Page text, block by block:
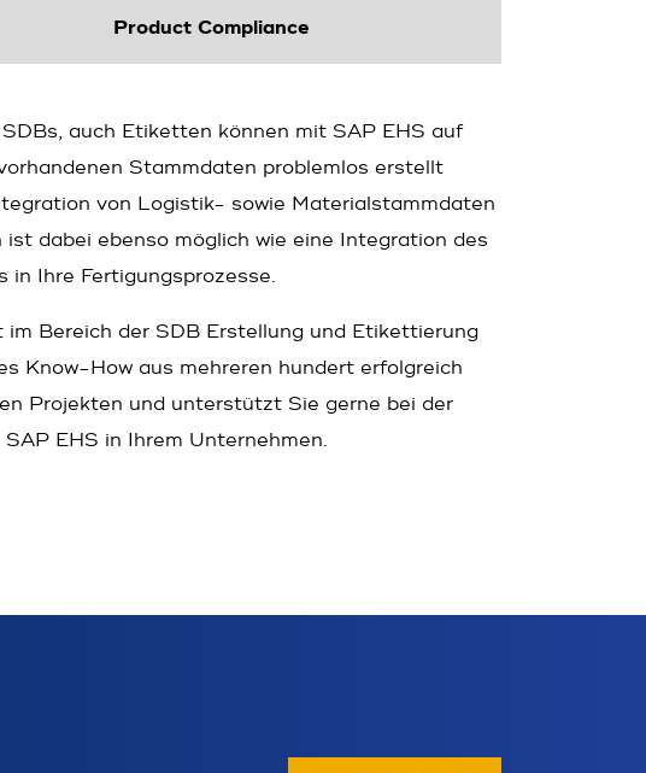
Product Compliance
auch Etiketten können mit SAP EHS auf
Stamm­daten problemlos erstellt
von Logistik- sowie Materialstammdaten
dabei ebenso möglich wie eine Integration des
in Ihre Fertigungsprozesse.
im Bereich der SDB Erstellung und Etikettierung
Know-How aus mehreren hundert erfolgreich
Projekten und unterstützt Sie gerne bei der
EHS in Ihrem Unternehmen.